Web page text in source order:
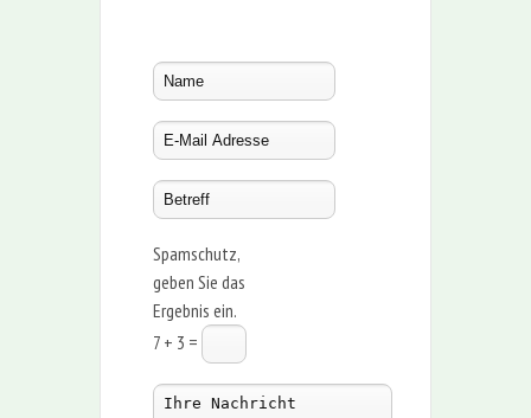
Spamschutz,
geben Sie das
Ergebnis ein.
7 + 3 =